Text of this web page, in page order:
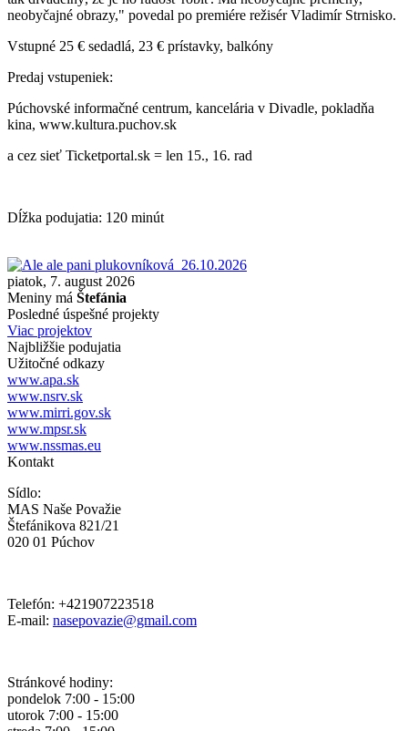
neobyčajné obrazy," povedal po premiére režisér Vladimír Strnisko.
Vstupné 25 € sedadlá, 23 € prístavky, balkóny
Predaj vstupeniek:
Púchovské informačné centrum, kancelária v Divadle, pokladňa
kina, www.kultura.puchov.sk
a cez sieť Ticketportal.sk = len 15., 16. rad
Dĺžka podujatia: 120 minút
piatok, 7. august 2026
Meniny má Štefánia
Posledné úspešné projekty
Viac projektov
Najbližšie podujatia
Užitočné odkazy
www.apa.sk
www.nsrv.sk
www.mirri.gov.sk
www.mpsr.sk
www.nssmas.eu
Kontakt
Sídlo:
MAS Naše Považie
Štefánikova 821/21
020 01 Púchov
Telefón: +421907223518
E-mail: nasepovazie@gmail.com
Stránkové hodiny:
pondelok 7:00 - 15:00
utorok 7:00 - 15:00